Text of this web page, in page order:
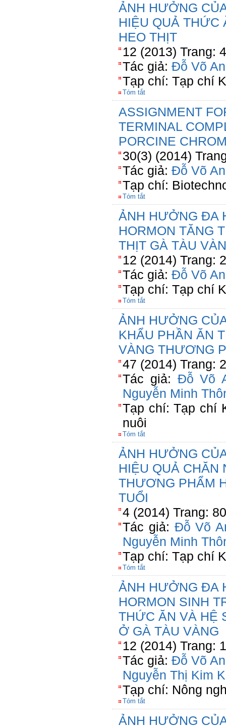
ẢNH HƯỞNG
HIỆU QUẢ THỨC
HEO THỊT
12 (2013) Trang:
Tác giả: Đỗ Võ
Tạp chí: Tạp chí
Tóm tắt
ASSIGNMENT
TERMINAL
PORCINE
30(3) (2014)
Tác giả: Đỗ Võ
Tạp chí:
Tóm tắt
ẢNH HƯỞNG ĐA
HORMON TĂNG
THỊT GÀ TÀU
12 (2014) Trang:
Tác giả: Đỗ Võ
Tạp chí: Tạp chí
Tóm tắt
ẢNH HƯỞNG
KHẨU PHẦN ĂN
VÀNG THƯƠNG
47 (2014) Trang:
Tác giả: Đỗ Võ
Nguyễn Minh
Tạp chí: Tạp chí
nuôi
Tóm tắt
ẢNH HƯỞNG
HIỆU QUẢ CHĂN
THƯƠNG PHẨM
TUỔI
4 (2014) Trang:
Tác giả: Đỗ Võ
Nguyễn Minh
Tạp chí: Tạp chí
Tóm tắt
ẢNH HƯỞNG ĐA
HORMON SINH
THỨC ĂN VÀ HỆ
Ở GÀ TÀU VÀNG
12 (2014) Trang:
Tác giả: Đỗ Võ
Nguyễn Thị Kim
Tạp chí: Nông
Tóm tắt
ẢNH HƯỞNG